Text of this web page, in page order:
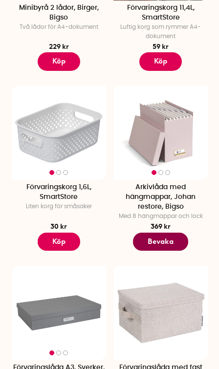
smart helhetslösning i varje rum.
Förvaringslådor i plast – slitstarka och lättskötta
Förvaringslådor i plast är ett praktiskt val när du behöver
hållbar och lättskött förvaring. De är tåliga, lätta att rengöra
och finns i flera storlekar och färger för att passa olika behov.
Använd dem för att organisera leksaker, städsaker eller
det enkelt att få överblick över innehållet.
Utforska hela vårt sortiment av praktiska förvaringslådor här
nedan och hitta dina nya favoriter för smart förvaring!
Minibyrå 2 lådor, Birger,
Bigso
Två lådor för A4-dokument
229 kr
Köp
Förvaringskorg 11,4L,
SmartStore
Luftig korg som rymmer A4-
dokument
59 kr
Köp
Förvaringskorg 1,6L,
SmartStore
Liten korg för småsaker
30 kr
Köp
Arkivlåda med
hängmappar, Johan
restore, Bigso
Med 8 hängmappar och lock
369 kr
Bevaka
Förvaringslåda A3, Sverker,
Förvaringslåda med fast